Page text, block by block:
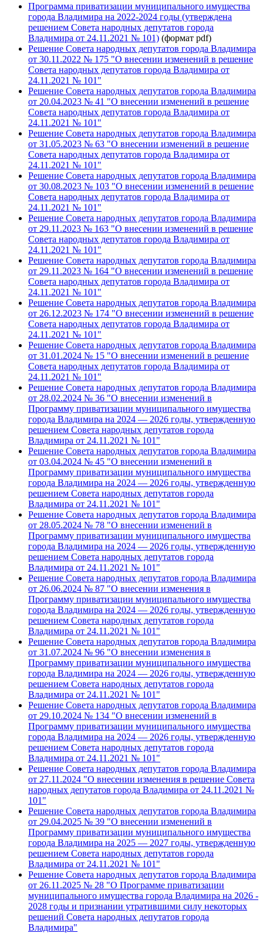
Программа приватизации муниципального имущества
города Владимира на 2022-2024 годы (утверждена
решением Совета народных депутатов города
Владимира от 24.11.2021 № 101) (формат pdf)
Решение Совета народных депутатов города Владимира
от 30.11.2022 № 175 "О внесении изменений в решение
Совета народных депутатов города Владимира от
24.11.2021 № 101"
Решение Совета народных депутатов города Владимира
от 20.04.2023 № 41 "О внесении изменений в решение
Совета народных депутатов города Владимира от
24.11.2021 № 101"
Решение Совета народных депутатов города Владимира
от 31.05.2023 № 63 "О внесении изменений в решение
Совета народных депутатов города Владимира от
24.11.2021 № 101"
Решение Совета народных депутатов города Владимира
от 30.08.2023 № 103 "О внесении изменений в решение
Совета народных депутатов города Владимира от
24.11.2021 № 101"
Решение Совета народных депутатов города Владимира
от 29.11.2023 № 163 "О внесении изменений в решение
Совета народных депутатов города Владимира от
24.11.2021 № 101"
Решение Совета народных депутатов города Владимира
от 29.11.2023 № 164 "О внесении изменений в решение
Совета народных депутатов города Владимира от
24.11.2021 № 101"
Решение Совета народных депутатов города Владимира
от 26.12.2023 № 174 "О внесении изменений в решение
Совета народных депутатов города Владимира от
24.11.2021 № 101"
Решение Совета народных депутатов города Владимира
от 31.01.2024 № 15 "О внесении изменений в решение
Совета народных депутатов города Владимира от
24.11.2021 № 101"
Решение Совета народных депутатов города Владимира
от 28.02.2024 № 36 "О внесении изменений в
Программу приватизации муниципального имущества
города Владимира на 2024 — 2026 годы, утвержденную
решением Совета народных депутатов города
Владимира от 24.11.2021 № 101"
Решение Совета народных депутатов города Владимира
от 03.04.2024 № 45 "О внесении изменений в
Программу приватизации муниципального имущества
города Владимира на 2024 — 2026 годы, утвержденную
решением Совета народных депутатов города
Владимира от 24.11.2021 № 101"
Решение Совета народных депутатов города Владимира
от 28.05.2024 № 78 "О внесении изменений в
Программу приватизации муниципального имущества
города Владимира на 2024 — 2026 годы, утвержденную
решением Совета народных депутатов города
Владимира от 24.11.2021 № 101"
Решение Совета народных депутатов города Владимира
от 26.06.2024 № 87 "О внесении изменения в
Программу приватизации муниципального имущества
города Владимира на 2024 — 2026 годы, утвержденную
решением Совета народных депутатов города
Владимира от 24.11.2021 № 101"
Решение Совета народных депутатов города Владимира
от 31.07.2024 № 96 "О внесении изменения в
Программу приватизации муниципального имущества
города Владимира на 2024 — 2026 годы, утвержденную
решением Совета народных депутатов города
Владимира от 24.11.2021 № 101"
Решение Совета народных депутатов города Владимира
от 29.10.2024 № 134 "О внесении изменений в
Программу приватизации муниципального имущества
города Владимира на 2024 — 2026 годы, утвержденную
решением Совета народных депутатов города
Владимира от 24.11.2021 № 101"
Решение Совета народных депутатов города Владимира
от 27.11.2024 "О внесении изменения в решение Совета
народных депутатов города Владимира от 24.11.2021 №
101"
Решение Совета народных депутатов города Владимира
от 29.04.2025 № 39 "О внесении изменений в
Программу приватизации муниципального имущества
города Владимира на 2025 — 2027 годы, утвержденную
решением Совета народных депутатов города
Владимира от 24.11.2021 № 101"
Решение Совета народных депутатов города Владимира
от 26.11.2025 № 28 "О Программе приватизации
муниципального имущества города Владимира на 2026 -
2028 годы и признании утратившими силу некоторых
решений Совета народных депутатов города
Владимира"